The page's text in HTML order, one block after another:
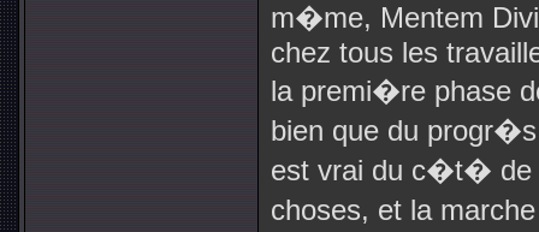
m�me, Mentem
chez tous les
la premi�re phase
bien que du
est vrai du c�t�
choses, et la